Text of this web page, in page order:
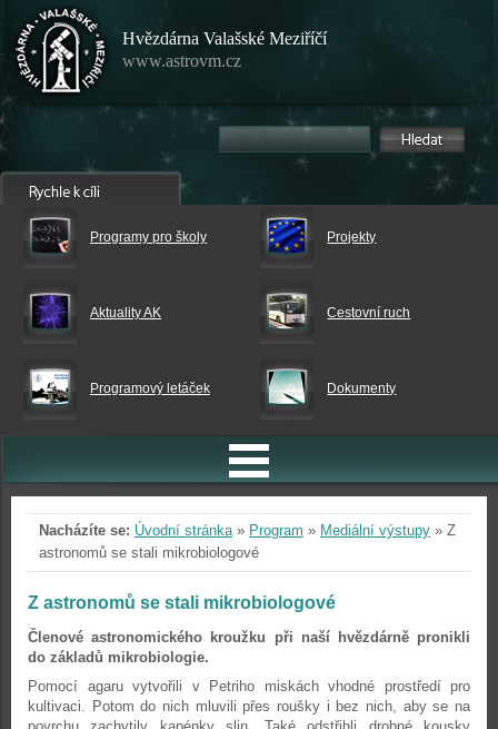
Hvězdárna Valašské Meziříčí
www.astrovm.cz
Programy pro školy Projekty
Aktuality AK Cestovní ruch
Programový letáček Dokumenty
Nacházíte se: Úvodní stránka» Program » Mediální výstupy » Z
astronomů se stali mikrobiologové
Z astronomů se stali mikrobiologové
Členové astronomického kroužku při naší hvězdárně pronikli
do základů mikrobiologie.
Pomocí agaru vytvořili v Petriho miskách vhodné prostředí pro
kultivaci. Potom do nich mluvili přes roušky i bez nich, aby se na